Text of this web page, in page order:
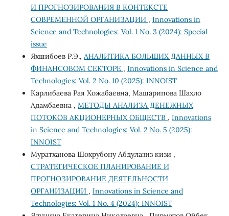
И ПРОГНОЗИРОВАНИЯ В КОНТЕКСТЕ
СОВРЕМЕННОЙ ОРГАНИЗАЦИИ , Innovations in
Science and Technologies: Vol. 1 No. 3 (2024): Special
issue
Яхшибоев Р.Э., АНАЛИТИКА БОЛЬШИХ ДАННЫХ В
ФИНАНСОВОМ СЕКТОРЕ , Innovations in Science and
Technologies: Vol. 2 No. 10 (2025): INNOIST
Карлибаева Рая Хожабаевна, Машарипова Шахло
Адамбаевна , МЕТОДЫ АНАЛИЗА ДЕНЕЖНЫХ
ПОТОКОВ АКЦИОНЕРНЫХ ОБЩЕСТВ , Innovations
in Science and Technologies: Vol. 2 No. 5 (2025):
INNOIST
Муратханова Шохрубону Абдулазиз кизи ,
СТРАТЕГИЧЕСКОЕ ПЛАНИРОВАНИЕ И
ПРОГНОЗИРОВАНИЕ ДЕЯТЕЛЬНОСТИ
ОРГАНИЗАЦИИ , Innovations in Science and
Technologies: Vol. 1 No. 4 (2024): INNOIST